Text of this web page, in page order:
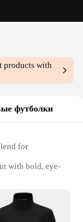
products with
футболки
for
with bold, eye-
wicking fabric